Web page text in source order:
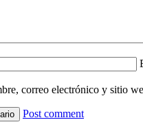
correo electrónico y sitio
Post comment